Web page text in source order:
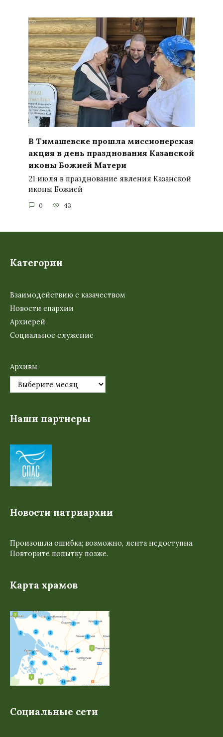
В Тимашевске прошла миссионерская
акция в день празднования Казанской
иконы Божией Матери
21 июля в празднование явления Казанской
иконы Божией
0 43
Категории
Взаимодействию с казачеством
Новости епархии
Архиерей
Социальное служение
Архивы
Наши партнеры
Новости патриархии
Произошла ошибка; возможно, лента недоступна.
Повторите попытку позже.
Карта храмов
Социальные сети